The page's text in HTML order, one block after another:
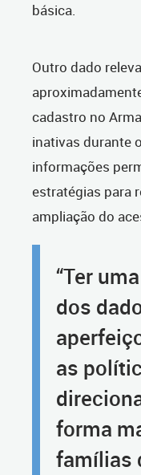
básica.
Outro dado
cadastro no
inativas durante
informações
estratégias para
ampliação do
“Ter
dos
as
forma
famílias